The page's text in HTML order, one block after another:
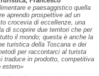
e paesaggistico quella
aprendo prospettive ad un
crocevia di eccellenze, una
di scoprire due territori che per
il mondo; questa è anche la
turistica della Toscana e dei
per raccontarci al turista
traduce in prodotto, competitiva
estero»